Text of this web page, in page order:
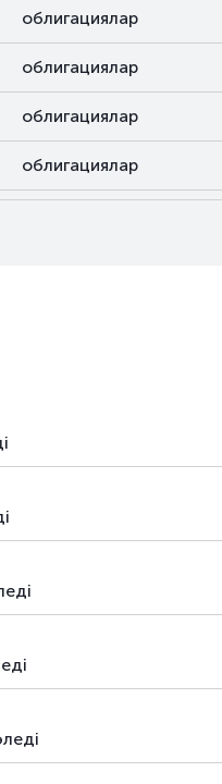
облигациялар
облигациялар
облигациялар
облигациялар
облигациялар
облигациялар
облигациялар